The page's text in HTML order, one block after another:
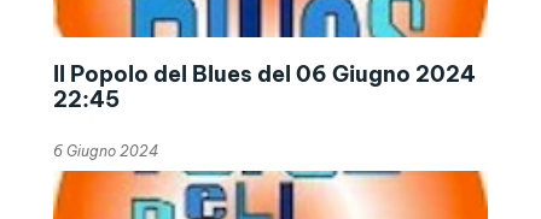
Il Popolo del Blues del 06 Giugno 2024
22:45
6 Giugno 2024